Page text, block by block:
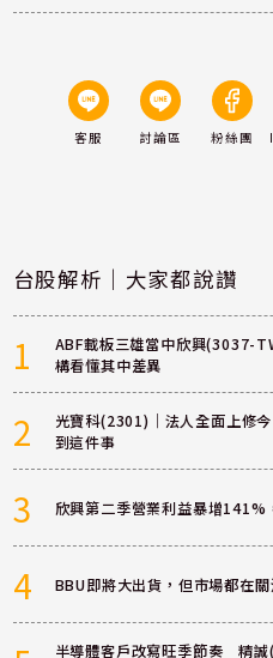
客服 討論區 粉絲團
台股解析｜大家都說讚
1
ABF載板三雄當中欣興(3037-
構看懂其中差異
2
光寶科(2301)｜法人全面上修
到這件事
3 欣興第二季營業利益暴增141%
4 BBU即將大出貨，但市場都在
半導體客戶改寫旺季節奏 精